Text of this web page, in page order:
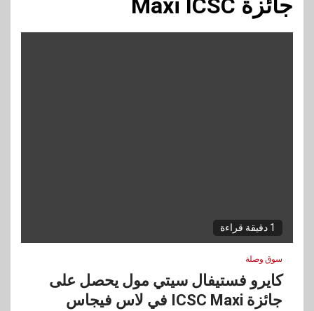
جائزة Maxi ICSC
1 دقيقة قراءة
سوق وصلة
كايرو فستيفال سيتي مول يحصل على
جائزة ICSC Maxi في لاس فيجاس